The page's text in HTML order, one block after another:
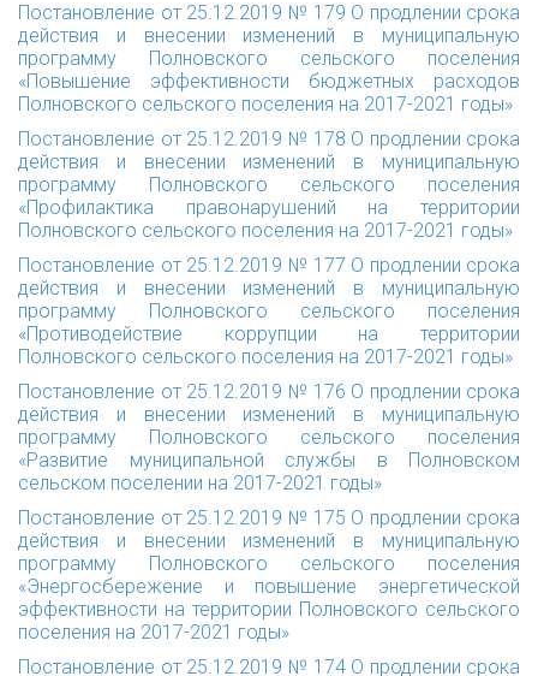
Постановление от 25.12.2019 № 179 О продлении срока
действия и внесении изменений в муниципальную
программу Полновского сельского поселения
«Повышение эффективности бюджетных расходов
Полновского сельского поселения на 2017-2021 годы»
Постановление от 25.12.2019 № 178 О продлении срока
действия и внесении изменений в муниципальную
программу Полновского сельского поселения
«Профилактика правонарушений на территории
Полновского сельского поселения на 2017-2021 годы»
Постановление от 25.12.2019 № 177 О продлении срока
действия и внесении изменений в муниципальную
программу Полновского сельского поселения
«Противодействие коррупции на территории
Полновского сельского поселения на 2017-2021 годы»
Постановление от 25.12.2019 № 176 О продлении срока
действия и внесении изменений в муниципальную
программу Полновского сельского поселения
«Развитие муниципальной службы в Полновском
сельском поселении на 2017-2021 годы»
Постановление от 25.12.2019 № 175 О продлении срока
действия и внесении изменений в муниципальную
программу Полновского сельского поселения
«Энергосбережение и повышение энергетической
эффективности на территории Полновского сельского
поселения на 2017-2021 годы»
Постановление от 25.12.2019 № 174 О продлении срока